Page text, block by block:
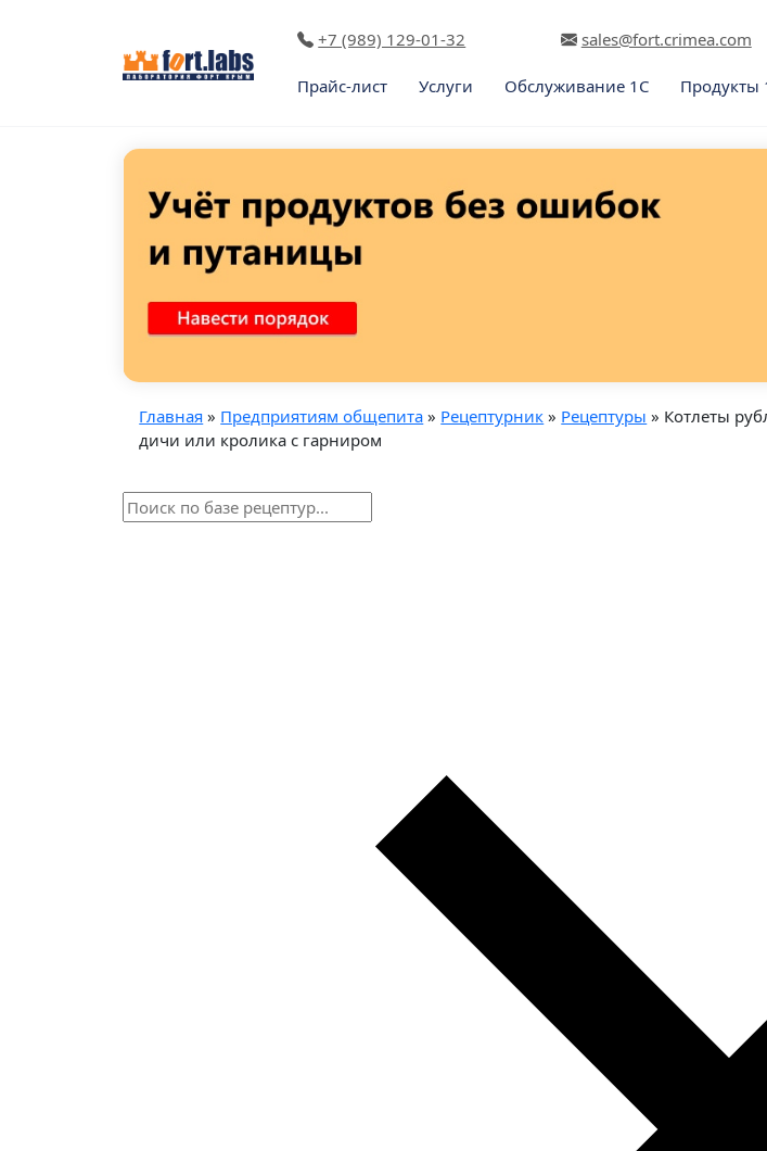
+7 (989) 129-01-32 sales@fort.crimea.com
Прайс-лист Услуги Обслуживание 1С Продукты
Главная » Предприятиям общепита » Рецептурник » Рецептуры » Котлеты
дичи или кролика с гарниром